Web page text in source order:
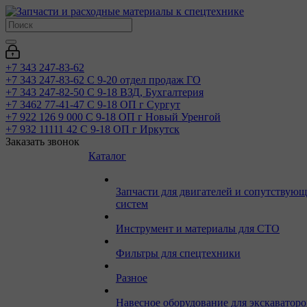
+7 343 247-83-62
+7 343 247-83-62 С 9-20 отдел продаж ГО
+7 343 247-82-50 С 9-18 ВЗД, Бухгалтерия
+7 3462 77-41-47 С 9-18 ОП г Сургут
+7 922 126 9 000 С 9-18 ОП г Новый Уренгой
+7 932 11111 42 С 9-18 ОП г Иркутск
Заказать звонок
Каталог
Запчасти для двигателей и
систем
Инструмент и материалы для СТО
Фильтры для спецтехники
Разное
Навесное оборудование для